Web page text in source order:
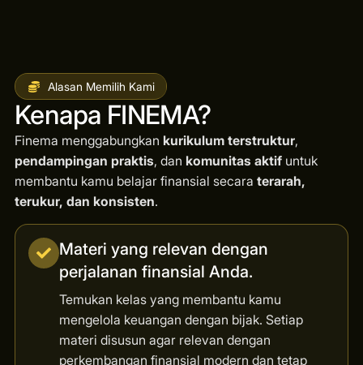
Alasan Memilih Kami
Kenapa FINEMA?
Finema menggabungkan kurikulum terstruktur,
pendampingan praktis, dan komunitas aktifuntuk
membantu kamu belajar finansial secara terarah,
terukur, dan konsisten.
Materi yang relevan dengan
perjalanan finansial Anda.
Temukan kelas yang membantu kamu
mengelola keuangan dengan bijak. Setiap
materi disusun agar relevan dengan
perkembangan finansial modern dan tetap